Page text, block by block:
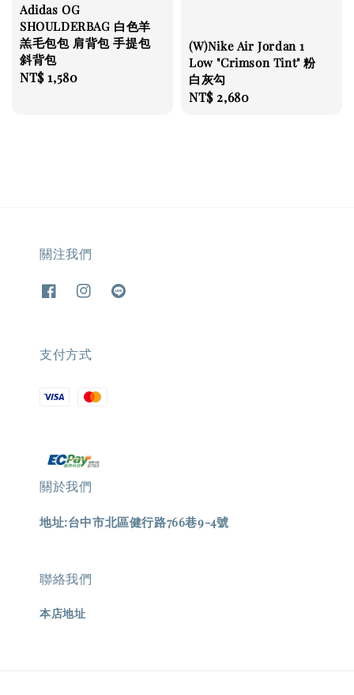
Adidas OG
SHOULDERBAG 白色羊
羔毛包包 肩背包 手提包
斜背包
Regular
NT$ 1,580
(W)Nike Air Jordan 1
Low "Crimson Tint" 粉
白灰勾
Regular
NT$ 2,680
關注我們
支付方式
關於我們
地址:台中市北區健行路766巷9-4號
聯絡我們
本店地址